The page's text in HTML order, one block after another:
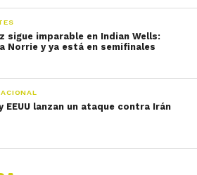
sigue imparable en Indian Wells:
Norrie y ya está en semifinales
EEUU lanzan un ataque contra Irán